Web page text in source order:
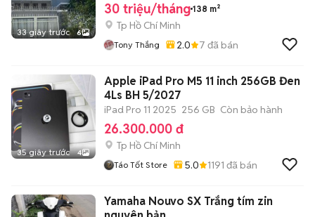
33 giây trước 6
30 triệu/tháng 138 m²
Tp Hồ Chí Minh
Tony Thắng 2.0 7 đã bán
35 giây trước 4
Apple iPad Pro M5 11 inch 256GB Đen
4Ls BH 5/2027
iPad Pro 11 2025 256 GB Còn bảo hành
26.300.000 đ
Tp Hồ Chí Minh
Táo Tốt Store 5.0 1191 đã bán
Yamaha Nouvo SX Trắng tím zin